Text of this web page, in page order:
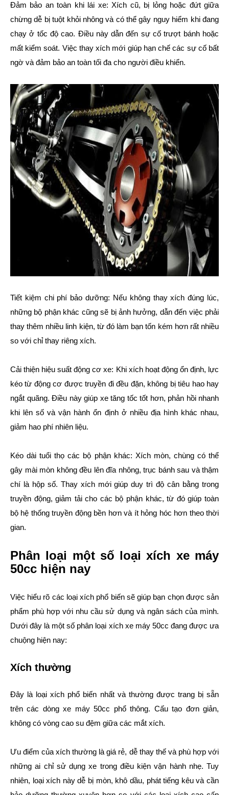
Đảm bảo an toàn khi lái xe: Xích cũ, bị lỏng hoặc đứt giữa
chừng dễ bị tuột khỏi nhông và có thể gây nguy hiểm khi đang
chạy ở tốc độ cao. Điều này dẫn đến sự cố trượt bánh hoặc
mất kiểm soát. Việc thay xích mới giúp hạn chế các sự cố bất
ngờ và đảm bảo an toàn tối đa cho người điều khiển.
Tiết kiệm chi phí bảo dưỡng: Nếu không thay xích đúng lúc,
những bộ phận khác cũng sẽ bị ảnh hưởng, dẫn đến việc phải
thay thêm nhiều linh kiện, từ đó làm bạn tốn kém hơn rất nhiều
so với chỉ thay riêng xích.
Cải thiện hiệu suất động cơ xe: Khi xích hoạt động ổn định, lực
kéo từ động cơ được truyền đi đều đặn, không bị tiêu hao hay
ngắt quãng. Điều này giúp xe tăng tốc tốt hơn, phản hồi nhanh
khi lên số và vận hành ổn định ở nhiều địa hình khác nhau,
giảm hao phí nhiên liệu.
Kéo dài tuổi thọ các bộ phận khác: Xích mòn, chùng có thể
gây mài mòn không đều lên đĩa nhông, trục bánh sau và thậm
chí là hộp số. Thay xích mới giúp duy trì độ cân bằng trong
truyền động, giảm tải cho các bộ phận khác, từ đó giúp toàn
bộ hệ thống truyền động bền hơn và ít hỏng hóc hơn theo thời
gian.
Phân loại một số loại xích xe máy
50cc hiện nay
Việc hiểu rõ các loại xích phổ biến sẽ giúp bạn chọn được sản
phẩm phù hợp với nhu cầu sử dụng và ngân sách của mình.
Dưới đây là một số phân loại xích xe máy 50cc đang được ưa
chuộng hiện nay:
Xích thường
Đây là loại xích phổ biến nhất và thường được trang bị sẵn
trên các dòng xe máy 50cc phổ thông. Cấu tạo đơn giản,
không có vòng cao su đệm giữa các mắt xích.
Ưu điểm của xích thường là giá rẻ, dễ thay thế và phù hợp với
những ai chỉ sử dụng xe trong điều kiện vận hành nhẹ. Tuy
nhiên, loại xích này dễ bị mòn, khô dầu, phát tiếng kêu và cần